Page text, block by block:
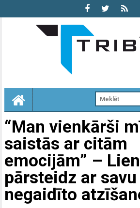
“Man vienkārši
saistās ar citām
emocijām” –
pārsteidz ar savu
negaidīto